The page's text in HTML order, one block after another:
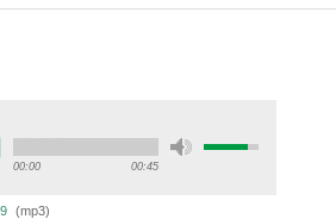
00:00 00:45
(mp3)